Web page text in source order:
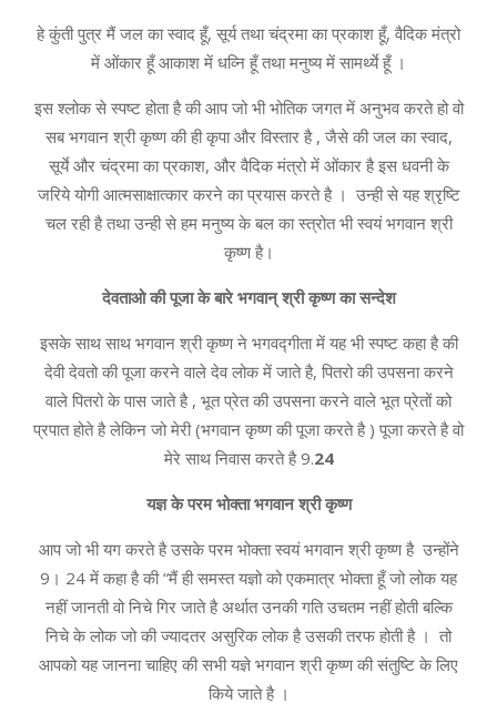
हे कुंती पुत्र मैं जल का स्वाद हूँ, सूर्य तथा चंद्रमा का प्रकाश हूँ, वैदिक मंत्रो
में ओंकार हूँ आकाश में धव्नि हूँ तथा मनुष्य में सामर्थ्ये हूँ ।
इस श्लोक से स्पष्ट होता है की आप जो भी भोतिक जगत में अनुभव करते हो वो
सब भगवान श्री कृष्ण की ही कृपा और विस्तार है , जैसे की जल का स्वाद,
सूर्ये और चंद्रमा का प्रकाश, और वैदिक मंत्रो में ओंकार है इस धवनी के
जरिये योगी आत्मसाक्षात्कार करने का प्रयास करते है । उन्ही से यह श्रृष्टि
चल रही है तथा उन्ही से हम मनुष्य के बल का स्त्रोत भी स्वयं भगवान श्री
कृष्ण है।
देवताओ की पूजा के बारे भगवान् श्री कृष्ण का सन्देश
इसके साथ साथ भगवान श्री कृष्ण ने भगवद्गीता में यह भी स्पष्ट कहा है की
देवी देवतो की पूजा करने वाले देव लोक में जाते है, पितरो की उपसना करने
वाले पितरो के पास जाते है , भूत प्रेत की उपसना करने वाले भूत प्रेतों को
प्रपात होते है लेकिन जो मेरी (भगवान कृष्ण की पूजा करते है ) पूजा करते है वो
मेरे साथ निवास करते है 9.24
यज्ञ के परम भोक्ता भगवान श्री कृष्ण
आप जो भी यग करते है उसके परम भोक्ता स्वयं भगवान श्री कृष्ण है उन्होंने
9। 24 में कहा है की “मैं ही समस्त यज्ञो को एकमात्र भोक्ता हूँ जो लोक यह
नहीं जानती वो निचे गिर जाते है अर्थात उनकी गति उचतम नहीं होती बल्कि
निचे के लोक जो की ज्यादतर असुरिक लोक है उसकी तरफ होती है । तो
आपको यह जानना चाहिए की सभी यज्ञे भगवान श्री कृष्ण की संतुष्टि के लिए
किये जाते है ।